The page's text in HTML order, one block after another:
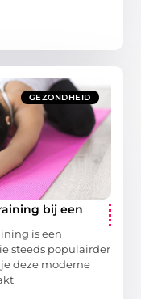
GEZONDHEID
bij een
is een
steeds populairder
deze moderne